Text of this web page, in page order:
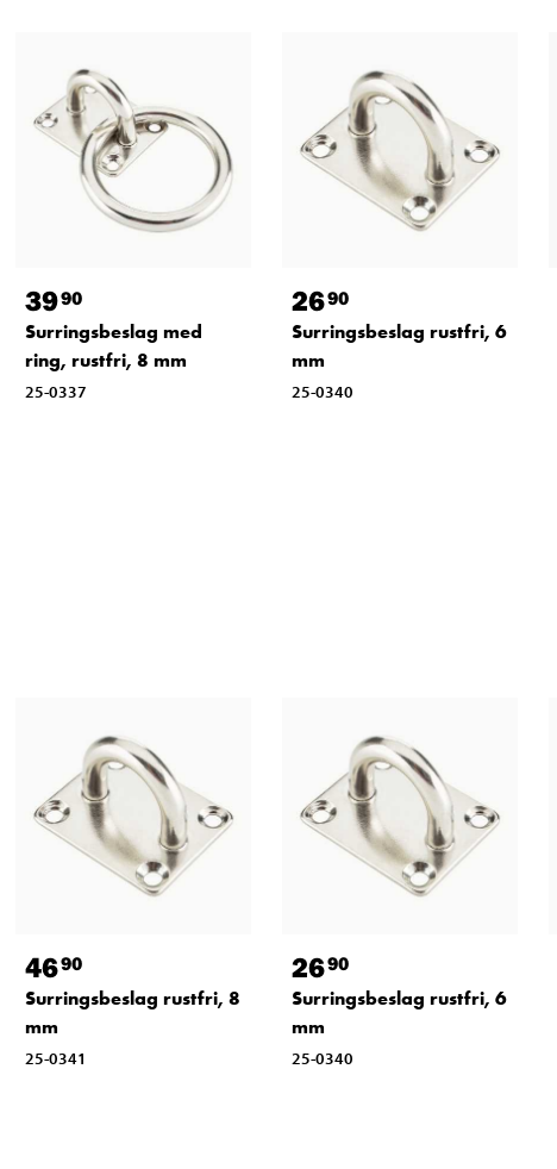
3990
Surringsbeslag med
ring, rustfri, 8 mm
25-0337
2690
Surringsbeslag rustfri, 6
mm
25-0340
4690
Surringsbeslag rustfri, 8
mm
25-0341
2690
Surringsbeslag rustfri, 6
mm
25-0340